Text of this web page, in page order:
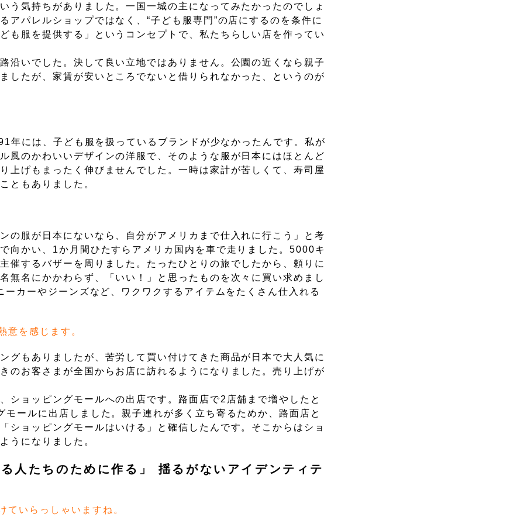
う気持ちがありました。一国一城の主になってみたかったのでしょ
アパレルショップではなく、“子ども服専門”の店にするのを条件に
も服を提供する」というコンセプトで、私たちらしい店を作ってい
沿いでした。決して良い立地ではありません。公園の近くなら親子
したが、家賃が安いところでないと借りられなかった、というのが
年には、子ども服を扱っているブランドが少なかったんです。私が
風のかわいいデザインの洋服で、そのような服が日本にはほとんど
上げもまったく伸びませんでした。一時は家計が苦しくて、寿司屋
ともありました。
の服が日本にないなら、自分がアメリカまで仕入れに行こう」と考
向かい、1か月間ひたすらアメリカ国内を車で走りました。5000キ
催するバザーを周りました。たったひとりの旅でしたから、頼りに
無名にかかわらず、「いい！」と思ったものを次々に買い求めまし
カーやジーンズなど、ワクワクするアイテムをたくさん仕入れる
意を感じます。
グもありましたが、苦労して買い付けてきた商品が日本で大人気に
のお客さまが全国からお店に訪れるようになりました。売り上げが
ショッピングモールへの出店です。路面店で2店舗まで増やしたと
ールに出店しました。親子連れが多く立ち寄るためか、路面店と
ショッピングモールはいける」と確信したんです。そこからはショ
うになりました。
人たちのために作る」 揺るがないアイデンティテ
ていらっしゃいますね。